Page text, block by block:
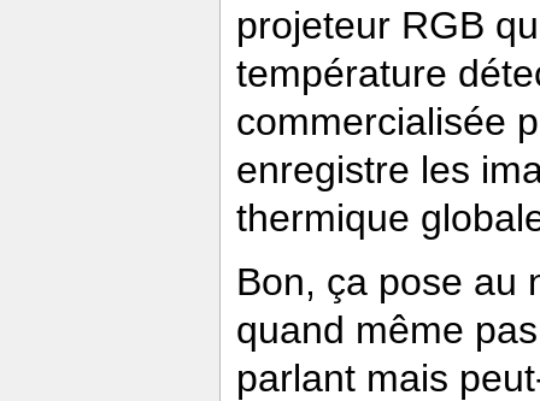
projeteur RGB
température
commercialisée
enregistre les
thermique
Bon, ça pose au
quand même
parlant mais